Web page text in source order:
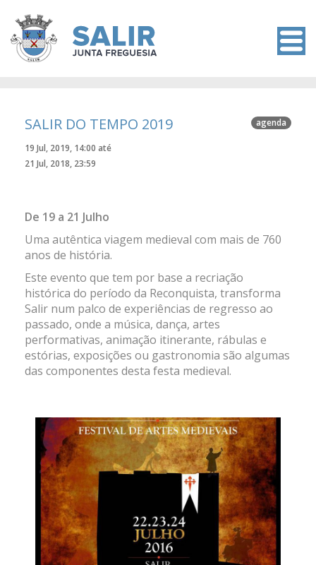
agenda
SALIR DO TEMPO 2019
19 Jul, 2019, 14:00 até
21 Jul, 2018, 23:59
De 19 a 21 Julho
Uma autêntica viagem medieval com mais de 760
anos de história.
Este evento que tem por base a recriação
histórica do período da Reconquista, transforma
Salir num palco de experiências de regresso ao
passado, onde a música, dança, artes
performativas, animação itinerante, rábulas e
estórias, exposições ou gastronomia são algumas
das componentes desta festa medieval.